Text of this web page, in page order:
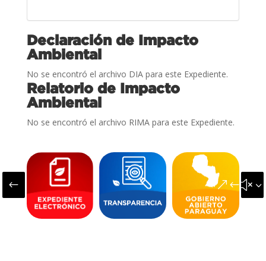
Declaración de Impacto
Ambiental
No se encontró el archivo DIA para este Expediente.
Relatorio de Impacto
Ambiental
No se encontró el archivo RIMA para este Expediente.
#